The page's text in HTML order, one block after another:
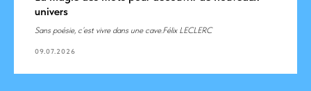
univers
Sans poésie, c’est vivre dans une cave.Félix LECLERC
09.07.2026